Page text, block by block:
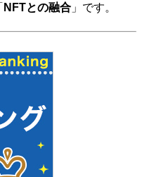
NFTとの融合 」です。